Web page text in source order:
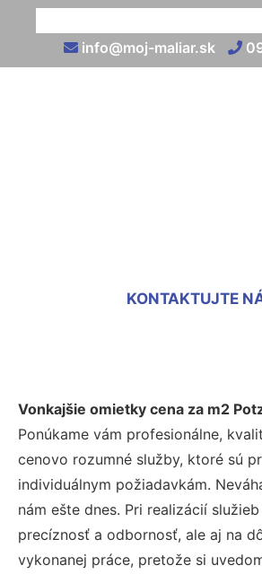
info@moj-maliar.sk
KONTAKTUJTE
Vonkajšie omietky cena za m2
Ponúkame vám profesionálne,
cenovo rozumné služby, ktoré sú
individuálnym požiadavkám.
nám ešte dnes. Pri realizácií
precíznosť a odbornosť, ale aj na
vykonanej práce, pretože si